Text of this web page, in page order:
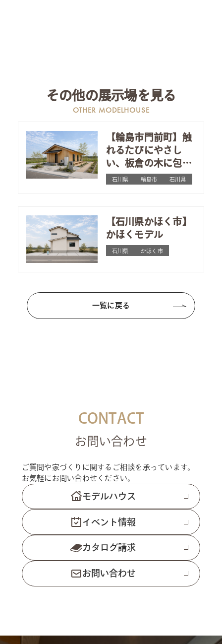
その他の展示場を見る
OTHER MODELHOUSE
【輪島市門前町】触
れるたびにやさし
い、板倉の木に包ま
れた平屋
石川県 輪島市 石川県
【石川県かほく市】
かほくモデル
石川県 かほく市
一覧に戻る
CONTACT
お問い合わせ
ご質問や家づくりに関するご相談を承っています。
お気軽にお問い合わせください。
モデルハウス
イベント情報
カタログ請求
お問い合わせ